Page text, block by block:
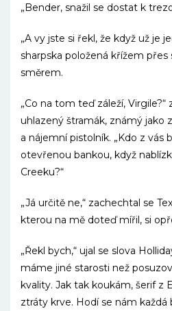
„Bender, snažil se dostat k
„A vy jste si řekl, že když už je
sharpska položená křížem
směrem.
„Co na tom teď záleží,
uhlazený štramák, známý jako
a nájemní pistolník. „Kdo z vás
otevřenou bankou, když
Creeku?“
„Já určitě ne,“ zachechtal se
kterou na mě doteď mířil, si
„Řekl bych,“ ujal se slova
máme jiné starosti než
kvality. Jak tak koukám, šerif z
ztráty krve. Hodí se nám každá